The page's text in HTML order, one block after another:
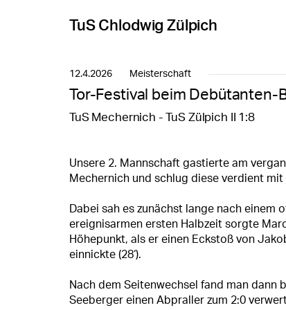
TuS Chlodwig Zülpich
12.4.2026 Meisterschaft
Tor-Festival beim Debütanten-
TuS Mechernich - TuS Zülpich II 1:8
Unsere 2. Mannschaft gastierte am
Mechernich und schlug diese verdient mit
Dabei sah es zunächst lange nach einem
ereignisarmen ersten Halbzeit sorgte
Höhepunkt, als er einen Eckstoß von
einnickte (28‘).
Nach dem Seitenwechsel fand man dann
Seeberger einen Abpraller zum 2:0